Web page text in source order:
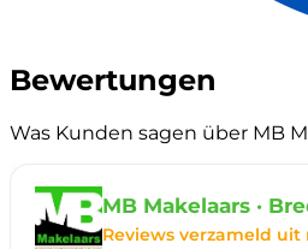
Bewertungen
Was Kunden sagen über MB